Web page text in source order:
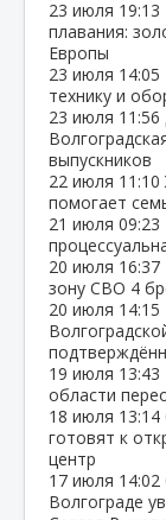
23 июля 19:13
плавания:
Европы
23 июля 14:05
технику и
23 июля 11:56
выпускников
22 июля 11:10
помогает
21 июля 09:23
20 июля 16:37
зону СВО 4
20 июля 14:15
19 июля 13:43
области
18 июля 13:14
готовят к
центр
17 июля 14:02
Волгограде